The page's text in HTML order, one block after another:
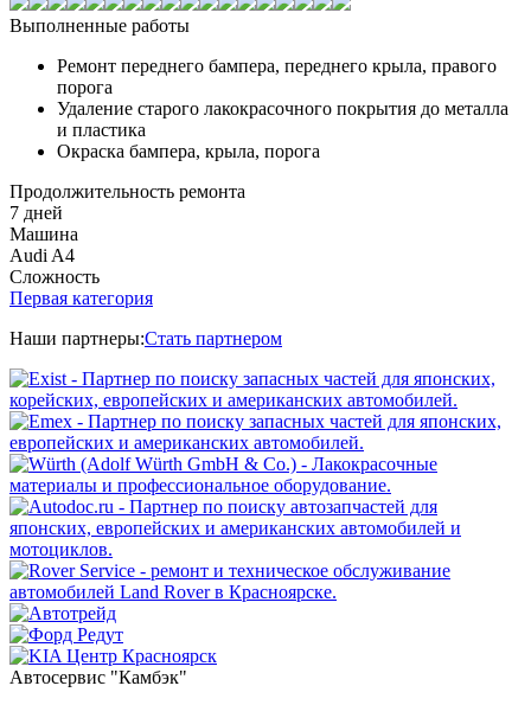
Выполненные работы
Ремонт переднего бампера, переднего крыла, правого
порога
Удаление старого лакокрасочного покрытия до металла
и пластика
Окраска бампера, крыла, порога
Продолжительность ремонта
7 дней
Машина
Audi A4
Сложность
Первая категория
Наши партнеры:Стать партнером
Автосервис "Камбэк"